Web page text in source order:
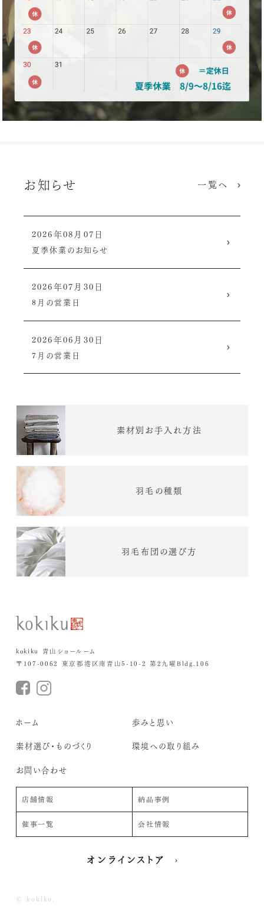
お知らせ 一覧へ
2026年08月07日
夏季休業のお知らせ
2026年07月30日
8月の営業日
2026年06月30日
7月の営業日
素材別お手入れ方法
羽毛の種類
羽毛布団の選び方
kokiku 青山ショールーム
〒107-0062 東京都港区南青山5-10-2 第2九曜Bldg.106
ホーム 歩みと思い
素材選び・ものづくり 環境への取り組み
お問い合わせ
店舗情報 納品事例
催事一覧 会社情報
オンラインストア
© kokiku.